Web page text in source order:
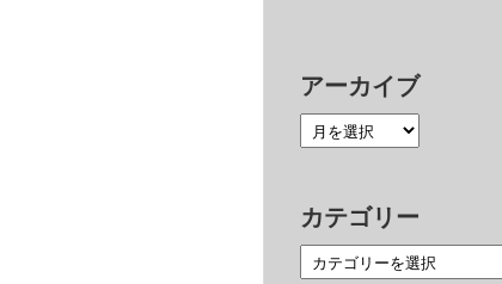
アーカイブ
カテゴリー